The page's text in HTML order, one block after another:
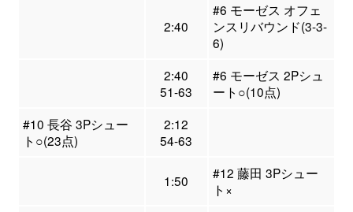
2:40
#6 モーゼス オフェ
ンスリバウンド(3-3-
6)
2:40
51-63
#6 モーゼス 2Pシュ
ート○(10点)
#10 長谷 3Pシュー
ト○(23点)
2:12
54-63
1:50
#12 藤田 3Pシュー
ト×